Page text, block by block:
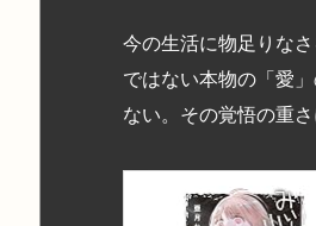
今の生活に物足りな
ではない本物の「愛
ない。その覚悟の重